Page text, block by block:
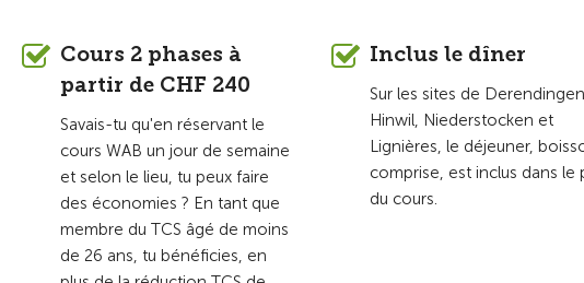
Cours 2 phases à
partir de CHF 240
Savais-tu qu'en réservant le
cours WAB un jour de semaine
et selon le lieu, tu peux faire
des économies ? En tant que
membre du TCS âgé de moins
de 26 ans, tu bénéficies, en
Inclus le dîner
Sur les sites de
Hinwil, Niederstocken et
Lignières, le déjeuner,
comprise, est inclus dans le
du cours.